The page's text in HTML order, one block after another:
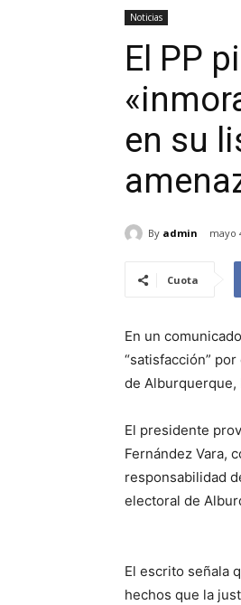
Noticias
El PP
en su
By admin mayo
Cuota
En un
“satisfacción”
de Alburquerque,
El presidente
Fernández Vara,
responsabilidad
electoral de
El escrito señala
hechos que la